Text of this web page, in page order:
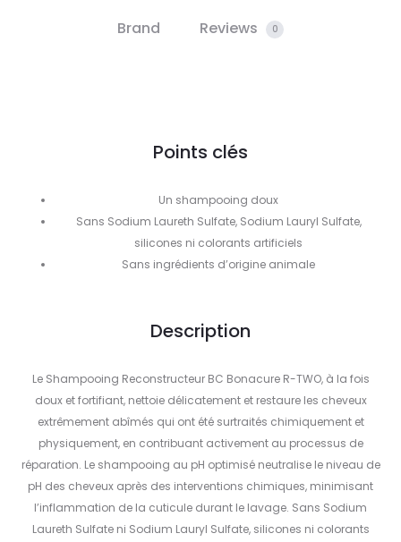
Brand Reviews 0
Points clés
Un shampooing doux
Sans Sodium Laureth Sulfate, Sodium Lauryl Sulfate,
silicones ni colorants artificiels
Sans ingrédients d’origine animale
Description
Le Shampooing Reconstructeur BC Bonacure R-TWO, à la fois
doux et fortifiant, nettoie délicatement et restaure les cheveux
extrêmement abîmés qui ont été surtraités chimiquement et
physiquement, en contribuant activement au processus de
réparation. Le shampooing au pH optimisé neutralise le niveau de
pH des cheveux après des interventions chimiques, minimisant
l’inflammation de la cuticule durant le lavage. Sans Sodium
Laureth Sulfate ni Sodium Lauryl Sulfate, silicones ni colorants